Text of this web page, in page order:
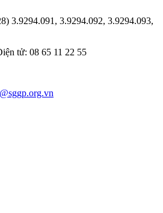
3.9294.091, 3.9294.092, 3.9294.093,
tử: 08 65 11 22 55